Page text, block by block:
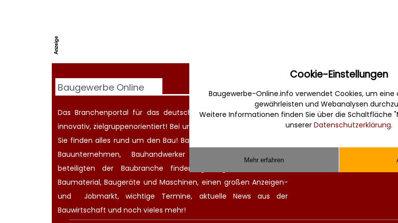
Baugewerbe Online
Das Branchenportal für das deutsche Baugewerbe. Informativ,
innovativ, zielgruppenorientiert! Bei uns werden Sie gefunden und
Sie finden alles rund um den Bau! Bauherren finden kompetente
Bauunternehmen, Bauhandwerker oder Architekten. Alle
beteiligten der Baubranche finden günstige Zulieferer für
Baumaterial,Baugeräte und Maschinen, einen großenAnzeigen-
und Jobmarkt, wichtige Termine, aktuelle News aus der
Bauwirtschaft und noch vieles mehr!
Sonstiges
Werbung
Musterverträge und Vorlagen
Cookie-Einstellungen
Baugewerbe-Online.info verwendet Cookies, um eine
gewährleisten und Webanalysen
Weitere Informationen finden Sie über die Schaltfläche
unserer Datenschutzerklärung.
Mehr erfahren